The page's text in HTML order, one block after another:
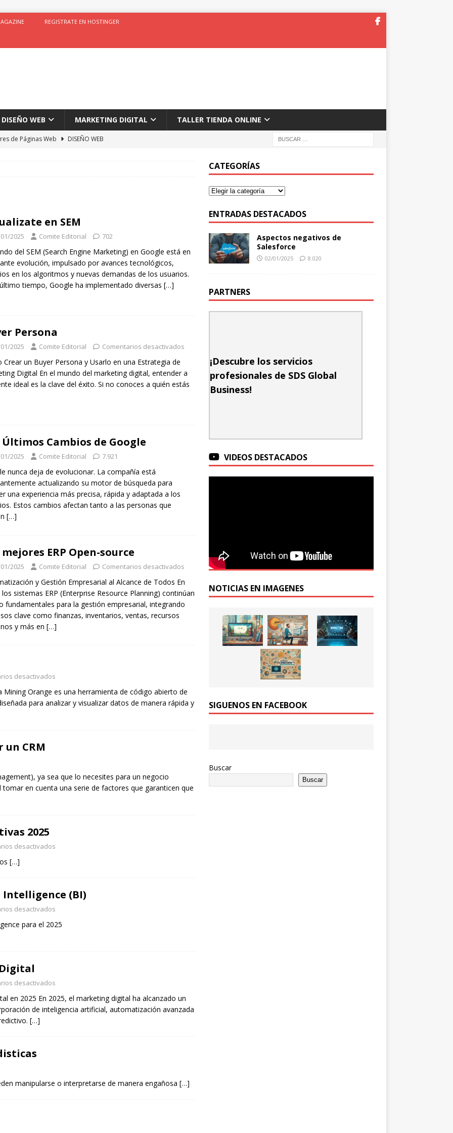
REGISTRATE EN HOSTINGER
DISEÑO WEB MARKETING DIGITAL TALLER TIENDA ONLINE
de Páginas Web
DISEÑO WEB
en SEM
2025 Comite Editorial 702
del SEM (Search Engine Marketing) en Google está en
evolución, impulsado por avances tecnológicos,
en los algoritmos y nuevas demandas de los usuarios.
tiempo, Google ha implementado diversas […]
Persona
2025 Comite Editorial Comentarios desactivados
Crear un Buyer Persona y Usarlo en una Estrategia de
Digital En el mundo del marketing digital, entender a
ideal es la clave del éxito. Si no conoces a quién estás
Últimos Cambios de Google
2025 Comite Editorial 7.921
nunca deja de evolucionar. La compañía está
actualizando su motor de búsqueda para
una experiencia más precisa, rápida y adaptada a los
Estos cambios afectan tanto a las personas que
[…]
mejores ERP Open-source
2025 Comite Editorial Comentarios desactivados
y Gestión Empresarial al Alcance de Todos En
los sistemas ERP (Enterprise Resource Planning) continúan
fundamentales para la gestión empresarial, integrando
clave como finanzas, inventarios, ventas, recursos
y más en […]
desactivados
Orange es una herramienta de código abierto de
para analizar y visualizar datos de manera rápida y
CRM
ya sea que lo necesites para un negocio
en cuenta una serie de factores que garanticen que
2025
desactivados
[…]
(BI)
desactivados
para el 2025
desactivados
en 2025 En 2025, el marketing digital ha alcanzado un
de inteligencia artificial, automatización avanzada
[…]
manipularse o interpretarse de manera engañosa […]
CATEGORÍAS
ENTRADAS DESTACADOS
Aspectos negativos de
Salesforce
02/01/2025 8.020
PARTNERS
¡Descubre los servicios
profesionales de SDS Global
Business!
VIDEOS DESTACADOS
NOTICIAS EN IMAGENES
SIGUENOS EN FACEBOOK
Buscar
Buscar